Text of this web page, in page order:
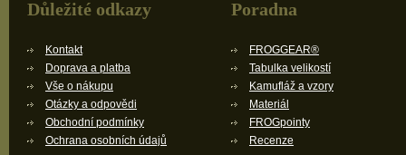
Důležité odkazy
Kontakt
Doprava a platba
Vše o nákupu
Otázky a odpovědi
Obchodní podmínky
Ochrana osobních údajů
Poradna
FROGGEAR®
Tabulka velikostí
Kamufláž a vzory
Materiál
FROGpointy
Recenze